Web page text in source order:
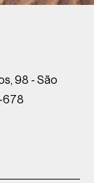
98 - São
678